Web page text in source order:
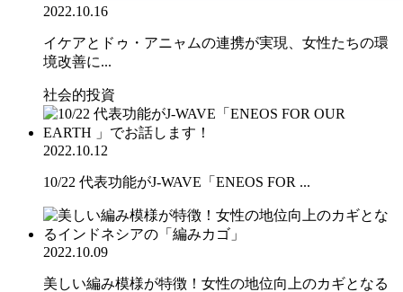
2022.10.16
イケアとドゥ・アニャムの連携が実現、女性たちの環
境改善に...
社会的投資
2022.10.12
10/22 代表功能がJ-WAVE「ENEOS FOR ...
2022.10.09
美しい編み模様が特徴！女性の地位向上のカギとなる